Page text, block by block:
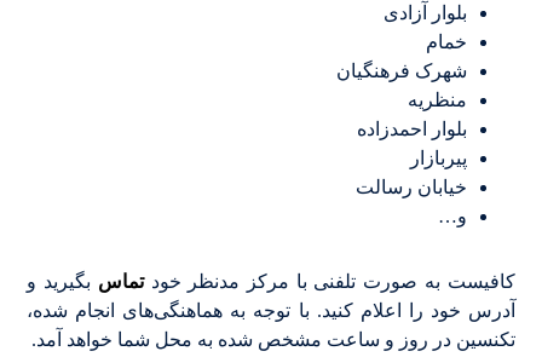
بلوار آزادی
خمام
شهرک فرهنگیان
منظریه
بلوار احمدزاده
پیربازار
خیابان رسالت
و…
کافیست به صورت تلفنی با مرکز مدنظر خودتماس بگیرید و
آدرس خود را اعلام کنید. با توجه به هماهنگی‌های انجام شده،
تکنسین در روز و ساعت مشخص شده به محل شما خواهد آمد.